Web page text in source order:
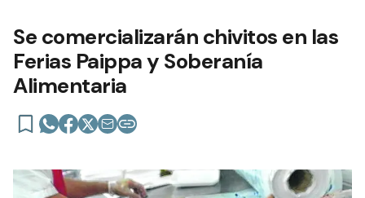
Se comercializarán chivitos en las
Ferias Paippa y Soberanía
Alimentaria